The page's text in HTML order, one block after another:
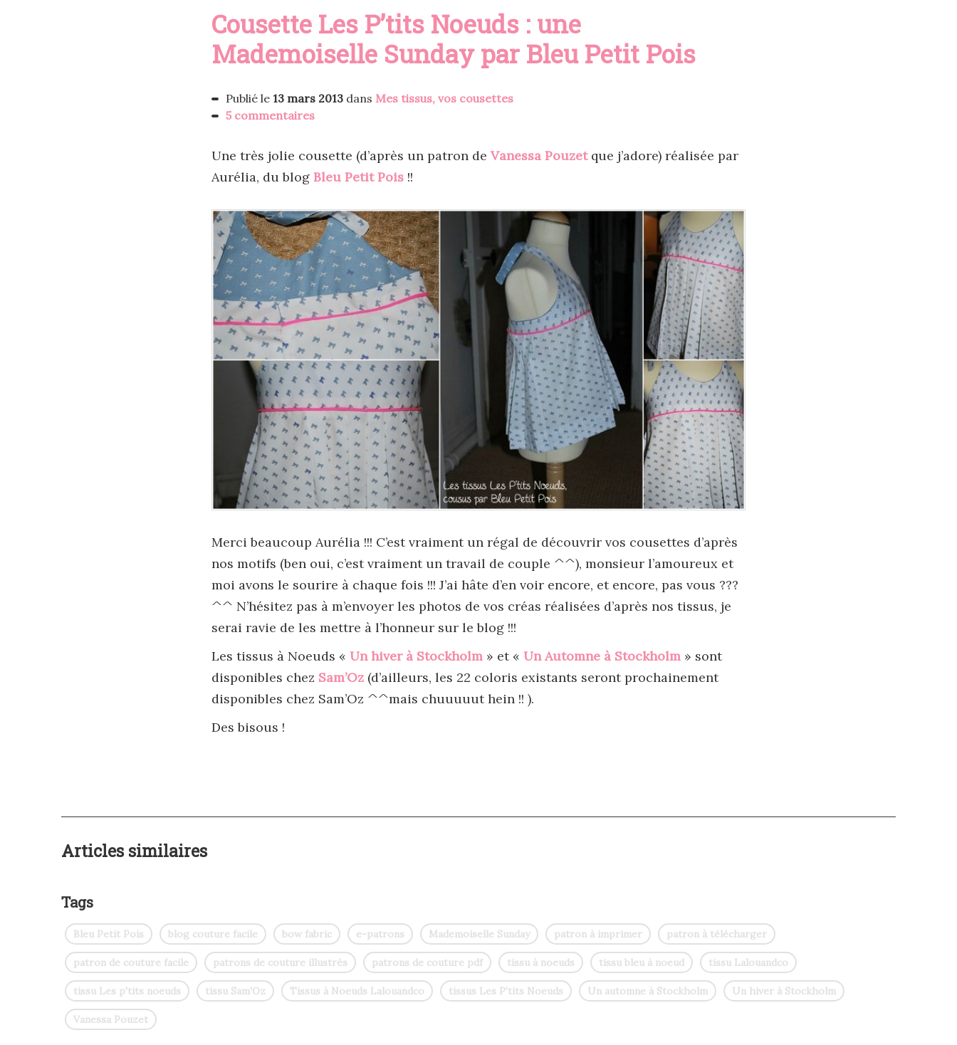
Cousette Les P’tits Noeuds : une
Mademoiselle Sunday par Bleu Petit Pois
Publié le 13 mars 2013 dans Mes tissus, vos cousettes
5 commentaires
Une très jolie cousette (d’après un patron de Vanessa Pouzetque j’adore) réalisée par
Aurélia, du blog Bleu Petit Pois !!
Merci beaucoup Aurélia !!! C’est vraiment un régal de découvrir vos cousettes d’après
nos motifs (ben oui, c’est vraiment un travail de couple ^^), monsieur l’amoureux et
moi avons le sourire à chaque fois !!! J’ai hâte d’en voir encore, et encore, pas vous ???
^^ N’hésitez pas à m’envoyer les photos de vos créas réalisées d’après nos tissus, je
serai ravie de les mettre à l’honneur sur le blog !!!
Les tissus à Noeuds « Un hiver à Stockholm » et « Un Automne à Stockholm » sont
disponibles chez Sam’Oz (d’ailleurs, les 22 coloris existants seront prochainement
disponibles chez Sam’Oz ^^mais chuuuuut hein !! ).
Des bisous !
Articles similaires
Tags
Bleu Petit Pois blog couture facile bow fabric e-patrons Mademoiselle Sunday patron à imprimer patron à télécharger
patron de couture facile patrons de couture illustrés patrons de couture pdf tissu à noeuds tissu bleu à noeud tissu Lalouandco
tissu Les p'tits noeuds tissu Sam'Oz Tissus à Noeuds Lalouandco tissus Les P'tits Noeuds Un automne à Stockholm Un hiver à Stockholm
Vanessa Pouzet